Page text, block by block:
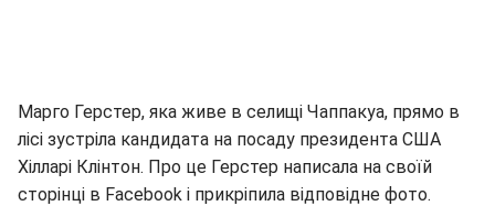
Марго Герстер, яка живе в селищі Чаппакуа, прямо в
лісі зустріла кандидата на посаду президента США
Хілларі Клінтон. Про це Герстер написала на своїй
сторінці в Facebook і прикріпила відповідне фото.